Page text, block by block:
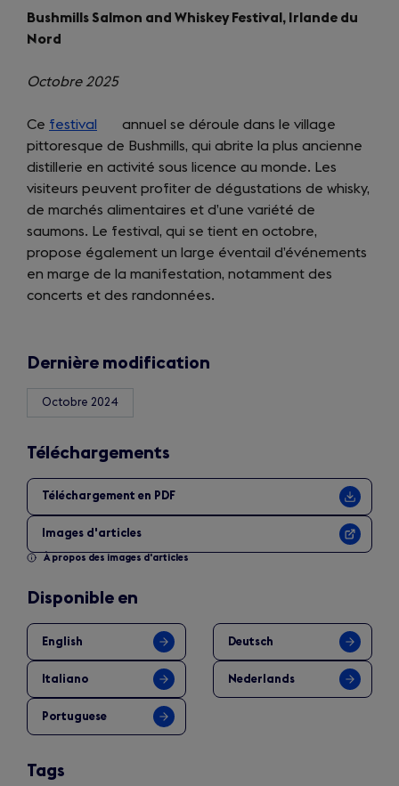
Bushmills Salmon and Whiskey Festival, Irlande du
Nord
Octobre 2025
Ce festival
(opens
in
a
new
tab)
annuel se déroule dans le village
pittoresque de Bushmills, qui abrite la plus ancienne
distillerie en activité sous licence au monde. Les
visiteurs peuvent profiter de dégustations de whisky,
de marchés alimentaires et d’une variété de
saumons. Le festival, qui se tient en octobre,
propose également un large éventail d’événements
en marge de la manifestation, notamment des
concerts et des randonnées.
Dernière modification
Octobre 2024
Téléchargements
Téléchargement en PDF
Images d'articles
À propos des images d'articles
Disponible en
English Deutsch
Italiano Nederlands
Portuguese
Tags